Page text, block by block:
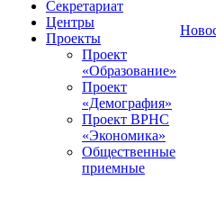
Секретариат
Центры
Проекты
Проект
«Образование»
Проект
«Демография»
Проект ВРНС
«Экономика»
Общественные
приемные